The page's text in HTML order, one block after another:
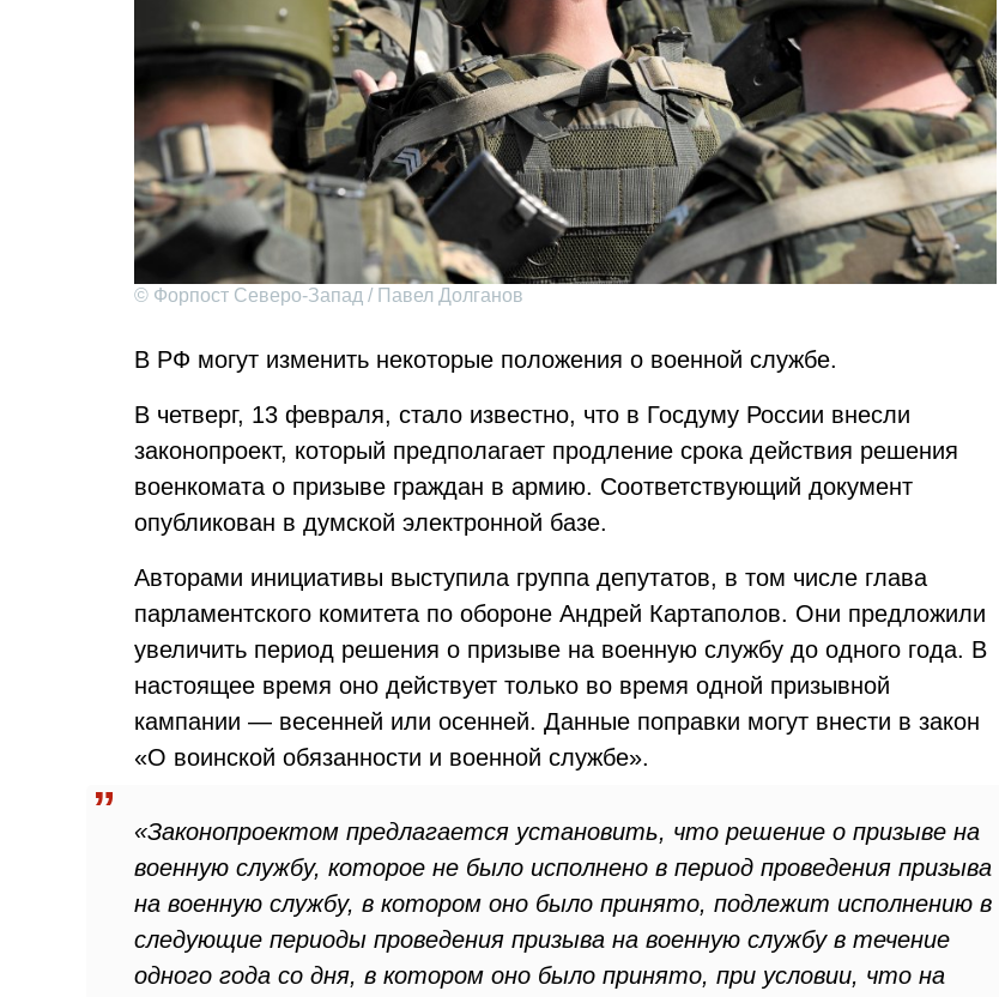
© Форпост Северо-Запад / Павел Долганов
В РФ могут изменить некоторые положения о военной службе.
В четверг, 13 февраля, стало известно, что в Госдуму России внесли
законопроект, который предполагает продление срока действия решения
военкомата о призыве граждан в армию. Соответствующий документ
опубликован в думской электронной базе.
Авторами инициативы выступила группа депутатов, в том числе глава
парламентского комитета по обороне Андрей Картаполов. Они предложили
увеличить период решения о призыве на военную службу до одного года. В
настоящее время оно действует только во время одной призывной
кампании — весенней или осенней. Данные поправки могут внести в закон
«О воинской обязанности и военной службе».
«Законопроектом предлагается установить, что решение о призыве на
военную службу, которое не было исполнено в период проведения призыва
на военную службу, в котором оно было принято, подлежит исполнению в
следующие периоды проведения призыва на военную службу в течение
одного года со дня, в котором оно было принято, при условии, что на